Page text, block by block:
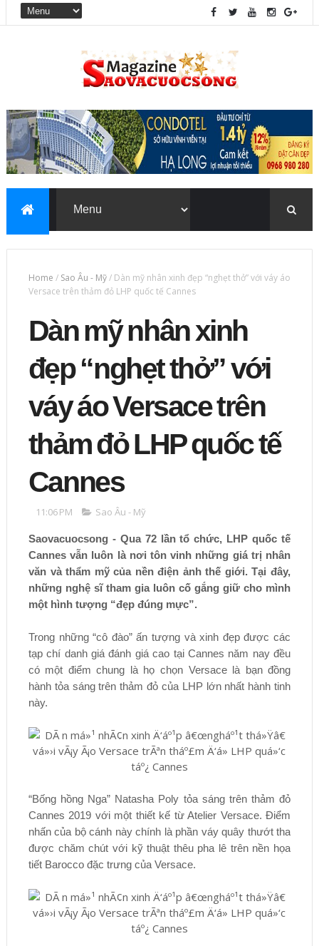
Home / Sao Âu - Mỹ/ Dàn mỹ nhân xinh đẹp “nghẹt thở” với váy áo
Versace trên thảm đỏ LHP quốc tế Cannes
Dàn mỹ nhân xinh
đẹp “nghẹt thở” với
váy áo Versace trên
thảm đỏ LHP quốc tế
Cannes
11:06 PM Sao Âu - Mỹ
Saovacuocsong - Qua 72 lần tổ chức, LHP quốc tế
Cannes vẫn luôn là nơi tôn vinh những giá trị nhân
văn và thẩm mỹ của nền điện ảnh thế giới. Tại đây,
những nghệ sĩ tham gia luôn cố gắng giữ cho mình
một hình tượng “đẹp đúng mực”.
Trong những “cô đào” ấn tượng và xinh đẹp được các
tạp chí danh giá đánh giá cao tại Cannes năm nay đều
có một điểm chung là họ chọn Versace là bạn đồng
hành tỏa sáng trên thảm đỏ của LHP lớn nhất hành tinh
này.
“Bống hồng Nga” Natasha Poly tỏa sáng trên thảm đỏ
Cannes 2019 với một thiết kế từ Atelier Versace. Điểm
nhấn của bộ cánh này chính là phần váy quây thướt tha
được chăm chút với kỹ thuật thêu pha lê trên nền họa
tiết Barocco đặc trưng của Versace.